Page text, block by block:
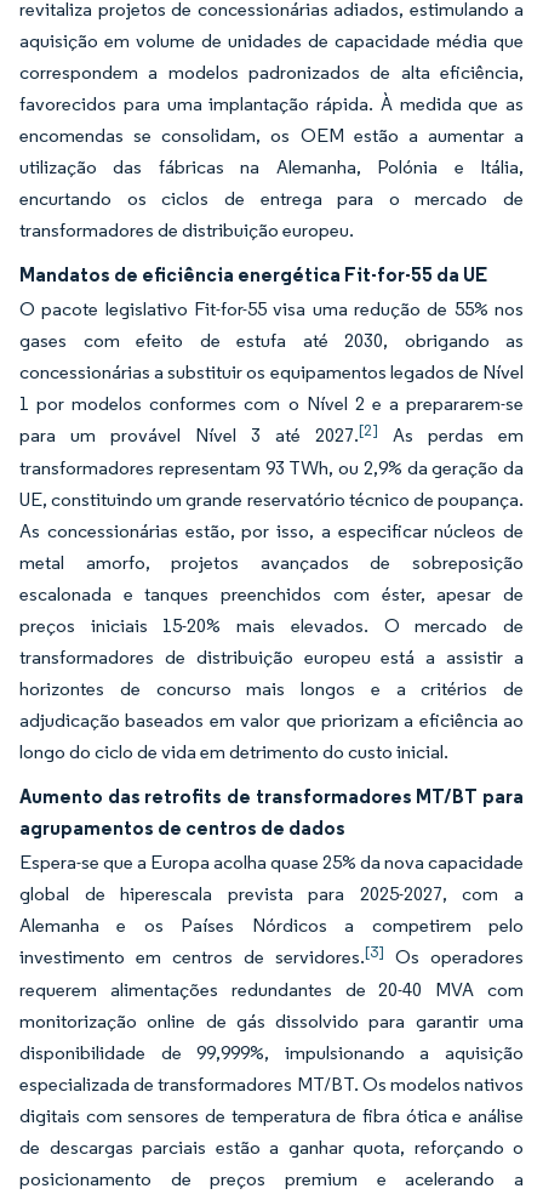
revitaliza projetos de concessionárias adiados, estimulando a
aquisição em volume de unidades de capacidade média que
correspondem a modelos padronizados de alta eficiência,
favorecidos para uma implantação rápida. À medida que as
encomendas se consolidam, os OEM estão a aumentar a
utilização das fábricas na Alemanha, Polónia e Itália,
encurtando os ciclos de entrega para o mercado de
transformadores de distribuição europeu.
Mandatos de eficiência energética Fit-for-55 da UE
O pacote legislativo Fit-for-55 visa uma redução de 55% nos
gases com efeito de estufa até 2030, obrigando as
concessionárias a substituir os equipamentos legados de Nível
1 por modelos conformes com o Nível 2 e a prepararem-se
para um provável Nível 3 até 2027.[2]
As perdas em
transformadores representam 93 TWh, ou 2,9% da geração da
UE, constituindo um grande reservatório técnico de poupança.
As concessionárias estão, por isso, a especificar núcleos de
metal amorfo, projetos avançados de sobreposição
escalonada e tanques preenchidos com éster, apesar de
preços iniciais 15-20% mais elevados. O mercado de
transformadores de distribuição europeu está a assistir a
horizontes de concurso mais longos e a critérios de
adjudicação baseados em valor que priorizam a eficiência ao
longo do ciclo de vida em detrimento do custo inicial.
Aumento das retrofits de transformadores MT/BT para
agrupamentos de centros de dados
Espera-se que a Europa acolha quase 25% da nova capacidade
global de hiperescala prevista para 2025-2027, com a
Alemanha e os Países Nórdicos a competirem pelo
investimento em centros de servidores.[3] Os operadores
requerem alimentações redundantes de 20-40 MVA com
monitorização online de gás dissolvido para garantir uma
disponibilidade de 99,999%, impulsionando a aquisição
especializada de transformadores MT/BT. Os modelos nativos
digitais com sensores de temperatura de fibra ótica e análise
de descargas parciais estão a ganhar quota, reforçando o
posicionamento de preços premium e acelerando a